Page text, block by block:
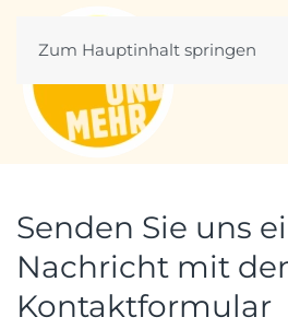
Zum Hauptinhalt springen
Senden Sie uns
Nachricht mit
Kontaktformular